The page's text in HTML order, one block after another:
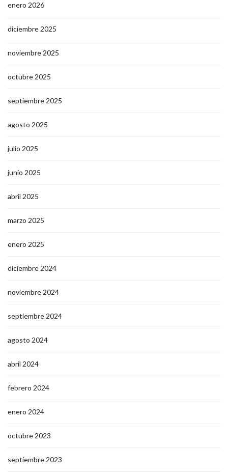
enero 2026
diciembre 2025
noviembre 2025
octubre 2025
septiembre 2025
agosto 2025
julio 2025
junio 2025
abril 2025
marzo 2025
enero 2025
diciembre 2024
noviembre 2024
septiembre 2024
agosto 2024
abril 2024
febrero 2024
enero 2024
octubre 2023
septiembre 2023